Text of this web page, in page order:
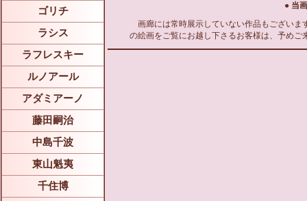
ゴリチ
ラシス
ラフレスキー
ルノアール
アダミアーノ
藤田嗣治
中島千波
東山魁夷
千住博
● 当
画廊には常時展示していない作品もございま
の絵画をご覧にお越し下さるお客様は、予め